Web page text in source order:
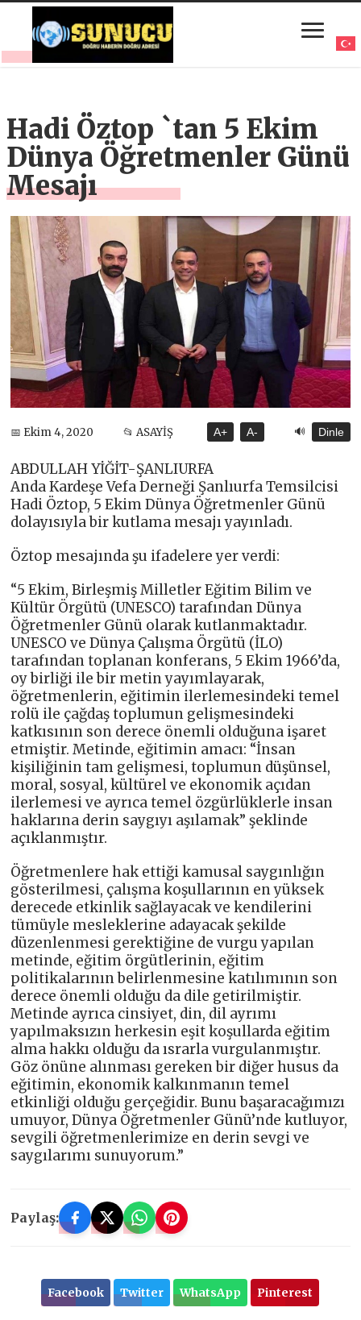
Hadi Öztop `tan 5 Ekim
Dünya Öğretmenler Günü
Mesajı
📅 Ekim 4, 2020 📂 ASAYİŞ A+ A- 🔊 Dinle
ABDULLAH YİĞİT-ŞANLIURFA
Anda Kardeşe Vefa Derneği Şanlıurfa Temsilcisi
Hadi Öztop, 5 Ekim Dünya Öğretmenler Günü
dolayısıyla bir kutlama mesajı yayınladı.
Öztop mesajında şu ifadelere yer verdi:
“5 Ekim, Birleşmiş Milletler Eğitim Bilim ve
Kültür Örgütü (UNESCO) tarafından Dünya
Öğretmenler Günü olarak kutlanmaktadır.
UNESCO ve Dünya Çalışma Örgütü (İLO)
tarafından toplanan konferans, 5 Ekim 1966’da,
oy birliği ile bir metin yayımlayarak,
öğretmenlerin, eğitimin ilerlemesindeki temel
rolü ile çağdaş toplumun gelişmesindeki
katkısının son derece önemli olduğuna işaret
etmiştir. Metinde, eğitimin amacı: “İnsan
kişiliğinin tam gelişmesi, toplumun düşünsel,
moral, sosyal, kültürel ve ekonomik açıdan
ilerlemesi ve ayrıca temel özgürlüklerle insan
haklarına derin saygıyı aşılamak” şeklinde
açıklanmıştır.
Öğretmenlere hak ettiği kamusal saygınlığın
gösterilmesi, çalışma koşullarının en yüksek
derecede etkinlik sağlayacak ve kendilerini
tümüyle mesleklerine adayacak şekilde
düzenlenmesi gerektiğine de vurgu yapılan
metinde, eğitim örgütlerinin, eğitim
politikalarının belirlenmesine katılımının son
derece önemli olduğu da dile getirilmiştir.
Metinde ayrıca cinsiyet, din, dil ayrımı
yapılmaksızın herkesin eşit koşullarda eğitim
alma hakkı olduğu da ısrarla vurgulanmıştır.
Göz önüne alınması gereken bir diğer husus da
eğitimin, ekonomik kalkınmanın temel
etkinliği olduğu gerçeğidir. Bunu başaracağımızı
umuyor, Dünya Öğretmenler Günü’nde kutluyor,
sevgili öğretmenlerimize en derin sevgi ve
saygılarımı sunuyorum.”
Paylaş:
Facebook Twitter WhatsApp Pinterest